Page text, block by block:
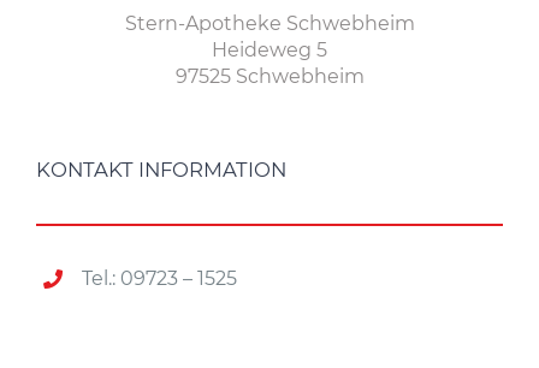
Stern-Apotheke Schwebheim
Heideweg 5
97525 Schwebheim
KONTAKT INFORMATION
Tel.: 09723 – 1525